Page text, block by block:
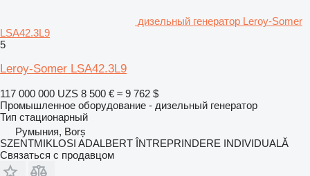
дизельный генератор Leroy-Somer
LSA42.3L9
5
Leroy-Somer LSA42.3L9
117 000 000 UZS 8 500 € ≈ 9 762 $
Промышленное оборудование - дизельный генератор
Тип стационарный
Румыния, Borș
SZENTMIKLOSI ADALBERT ÎNTREPRINDERE INDIVIDUALĂ
Связаться с продавцом